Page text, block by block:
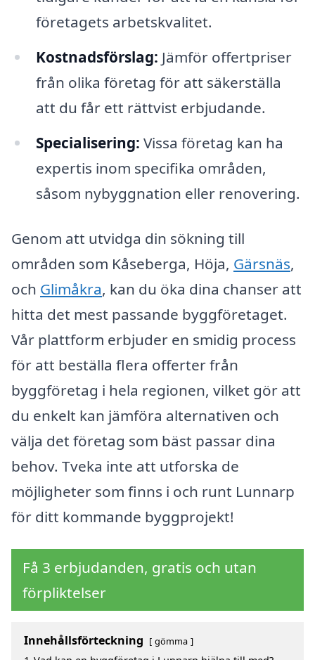
företagets arbetskvalitet.
Kostnadsförslag: Jämför offertpriser
från olika företag för att säkerställa
att du får ett rättvist erbjudande.
Specialisering: Vissa företag kan ha
expertis inom specifika områden,
såsom nybyggnation eller renovering.
Genom att utvidga din sökning till
områden som Kåseberga, Höja, Gärsnäs,
och Glimåkra, kan du öka dina chanser att
hitta det mest passande byggföretaget.
Vår plattform erbjuder en smidig process
för att beställa flera offerter från
byggföretag i hela regionen, vilket gör att
du enkelt kan jämföra alternativen och
välja det företag som bäst passar dina
behov. Tveka inte att utforska de
möjligheter som finns i och runt Lunnarp
för ditt kommande byggprojekt!
Få 3 erbjudanden, gratis och utan
förpliktelser
Innehållsförteckning gömma